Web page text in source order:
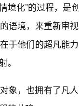
境化”的过程，
语境，来重新审
于他们的超凡能
。
象，也拥有了凡